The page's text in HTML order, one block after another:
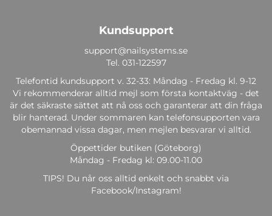
Kundsupport
support@nailsystems.se
Tel. 031-122597
Telefontid kundsupport v. 32-33: Måndag - Fredag kl. 9-12
Vi rekommenderar alltid mejl som första kontaktväg - det
är det säkraste sättet att nå oss och garanterar att din fråga
blir hanterad. Under sommaren kan telefonsupporten vara
obemannad vissa dagar, men mejlen besvarar vi alltid.
Öppettider butiken (Göteborg)
Måndag - Fredag kl: 09.00-11.00
TIPS! Du når oss alltid enkelt och snabbt via
Facebook/Instagram!